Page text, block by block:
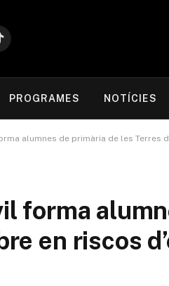
PROGRAMES NOTÍCIES
alumnes de primària de les Terres
forma
en riscos